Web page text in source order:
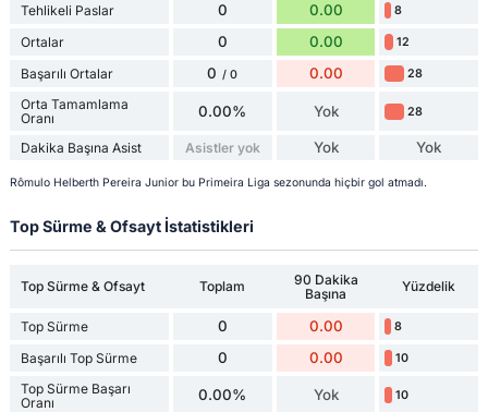
Tehlikeli Paslar 0 0.00 8
Ortalar 0 0.00 12
Başarılı Ortalar 0 / 0 0.00 28
Orta Tamamlama
Oranı
0.00% Yok 28
Dakika Başına Asist Asistler yok Yok Yok
Rômulo Helberth Pereira Junior bu Primeira Liga sezonunda hiçbir gol atmadı.
Top Sürme & Ofsayt İstatistikleri
Top Sürme & Ofsayt Toplam
90 Dakika
Başına
Yüzdelik
Top Sürme 0 0.00 8
Başarılı Top Sürme 0 0.00 10
Top Sürme Başarı
Oranı
0.00% Yok 10